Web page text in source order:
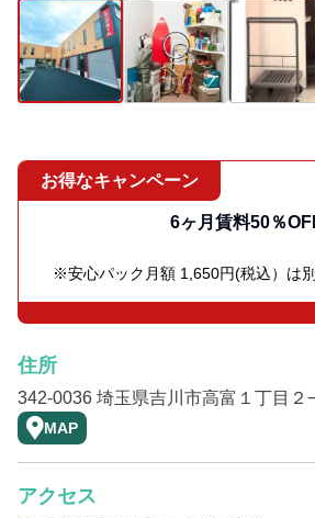
お得なキャンペーン
6ヶ月賃料50％
※安心パック月額 1,650円(税込）は
住所
342-0036 埼玉県吉川市高富１丁目２
MAP
アクセス